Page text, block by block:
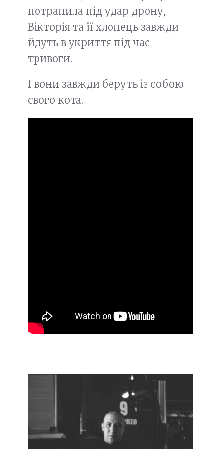
потрапила під удар дрону,
Вікторія та її хлопець завжди
йдуть в укриття під час
тривоги.
І вони завжди беруть із собою
свого кота.